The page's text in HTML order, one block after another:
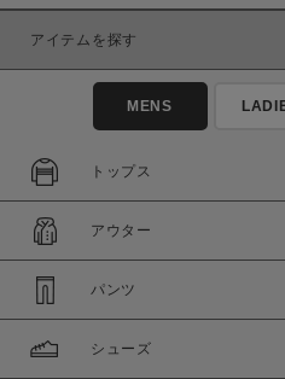
商品タイプ
通常商品
セール価格
在庫
在庫あり
アイテムを探す
MENS
トップス
アウター
パンツ
シューズ